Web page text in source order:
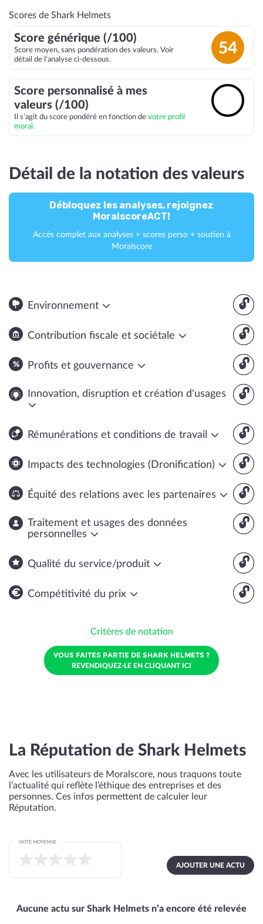
Scores de Shark Helmets
Score générique (/100)
Score moyen, sans pondération des valeurs. Voir
détail de l’analyse ci-dessous.
54
Score personnalisé à mes
valeurs (/100)
Il s’agit du score pondéré en fonction de votre profil
moral.
Détail de la notation des valeurs
Débloquez les analyses, rejoignez
MoralscoreACT!
Accès complet aux analyses + scores perso + soutien à
Moralscore
🔓
Environnement
🔓
Contribution fiscale et sociétale
🔓
Profits et gouvernance
🔓
Innovation, disruption et création d'usages
🔓
Rémunérations et conditions de travail
🔓
Impacts des technologies (Dronification)
🔓
Équité des relations avec les partenaires
🔓
Traitement et usages des données
personnelles
🔓
Qualité du service/produit
🔓
Compétitivité du prix
Critères de notation
VOUS FAITES PARTIE DE SHARK HELMETS ?
REVENDIQUEZ-LE EN CLIQUANT ICI
La Réputation de Shark Helmets
Avec les utilisateurs de Moralscore, nous traquons toute
l’actualité qui reflète l’éthique des entreprises et des
personnes. Ces infos permettent de calculer leur
Réputation.
AJOUTER UNE ACTU
NOTE MOYENNE
Aucune actu sur Shark Helmets n’a encore été relevée